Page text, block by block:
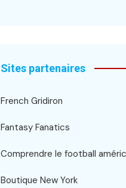
Sites partenaires
French Gridiron
Fantasy Fanatics
Comprendre le football
Boutique New York